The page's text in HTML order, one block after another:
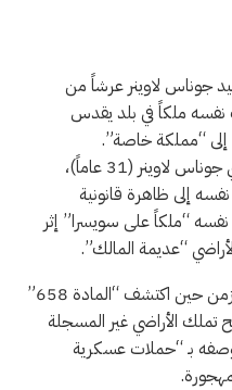
جوناس لاوينر عرشاً من
ملكاً في بلد يقدس
إلى “مملكة خاصة”.
إيلاف من برن: نجح الشاب السويسري جوناس لاوينر (31 عاماً)،
إلى ظاهرة قانونية
“ملكاً على سويسرا” إثر
“عديمة المالك”.
وبدأ لاوينر رحلته قبل نحو عقد من الزمن حين اكتشف “المادة 658”
تملك الأراضي غير المسجلة
وصفه بـ “حملات عسكرية